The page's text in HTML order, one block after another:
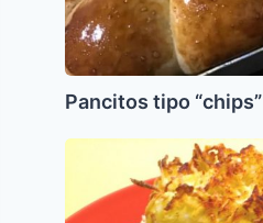
Pancitos tipo “chips”
Kugel
Papa